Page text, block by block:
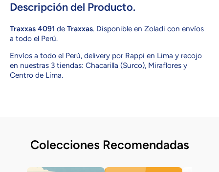
Descripción del Producto.
Traxxas 4091 de Traxxas. Disponible en Zoladi con envíos
a todo el Perú.
Envíos a todo el Perú, delivery por Rappi en Lima y recojo
en nuestras 3 tiendas: Chacarilla (Surco), Miraflores y
Centro de Lima.
Colecciones Recomendadas